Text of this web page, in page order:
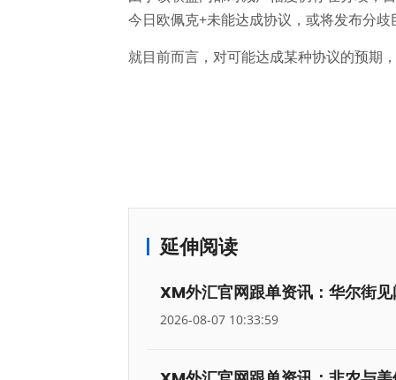
今日欧佩克+未能达成协议，或将发布分
就目前而言，对可能达成某种协议的预期
延伸阅读
XM外汇官网跟单资讯：华尔街
2026-08-07 10:33:59